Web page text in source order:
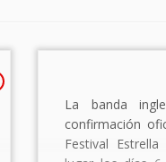
La banda
confirmación
Festival